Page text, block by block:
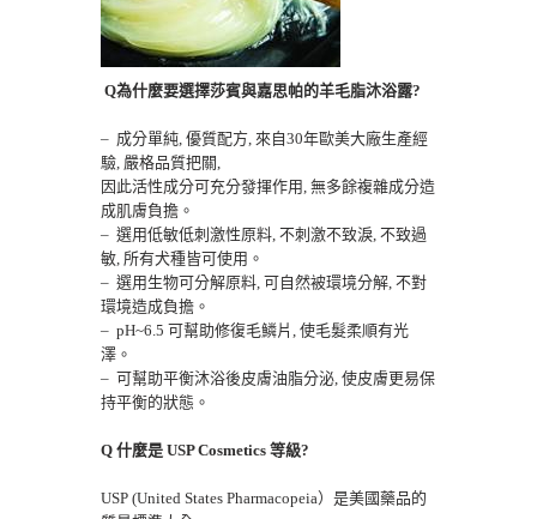
Q為什麼要選擇莎賓與嘉思帕的羊毛脂沐浴露?
– 成分單純, 優質配方, 來自30年歐美大廠生產經
驗, 嚴格品質把關,
因此活性成分可充分發揮作用, 無多餘複雜成分造
成肌膚負擔。
– 選用低敏低刺激性原料, 不刺激不致淚, 不致過
敏, 所有犬種皆可使用。
– 選用生物可分解原料, 可自然被環境分解, 不對
環境造成負擔。
– pH~6.5 可幫助修復毛鱗片, 使毛髮柔順有光
澤。
– 可幫助平衡沐浴後皮膚油脂分泌, 使皮膚更易保
持平衡的狀態。
Q 什麼是 USP Cosmetics 等級?
USP (United States Pharmacopeia）是美國藥品的